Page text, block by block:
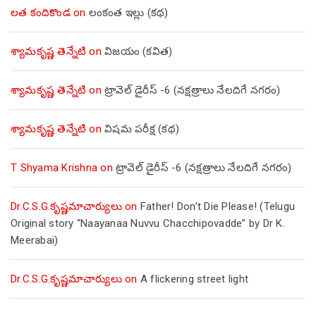
లత కందికొండon లంకంత ఇల్లు (కథ)
శ్యామకృష్ణ తెన్నేటి on విజయం (కవిత)
శ్యామకృష్ణ తెన్నేటి on ట్రావెల్ డైరీస్ -6 (నక్షత్రాలు నేలదిగే నగరం)
శ్యామకృష్ణ తెన్నేటి on విషమ పరీక్ష (క‌థ‌)
T Shyama Krishna on ట్రావెల్ డైరీస్ -6 (నక్షత్రాలు నేలదిగే నగరం)
Dr.C.S.G.కృష్ణమాచార్యులుon Father! Don’t Die Please! (Telugu
Original story “Naayanaa Nuvvu Chacchipovadde” by Dr K.
Meerabai)
Dr.C.S.G.కృష్ణమాచార్యులుon A flickering street light